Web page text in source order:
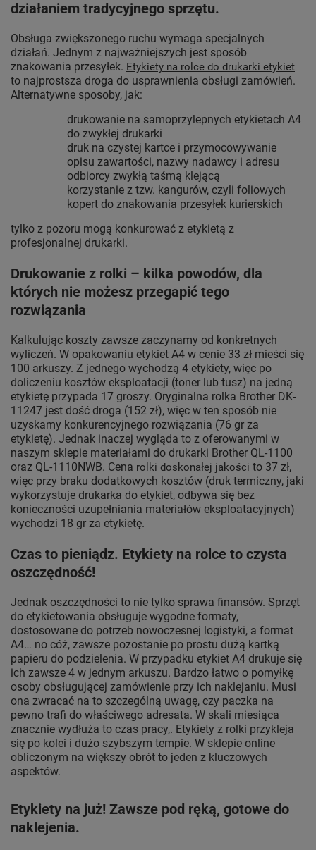
działaniem tradycyjnego sprzętu.
Obsługa zwiększonego ruchu wymaga specjalnych
działań. Jednym z najważniejszych jest sposób
znakowania przesyłek. Etykiety na rolce do drukarki etykiet
to najprostsza droga do usprawnienia obsługi zamówień.
Alternatywne sposoby, jak:
drukowanie na samoprzylepnych etykietach A4
do zwykłej drukarki
druk na czystej kartce i przymocowywanie
opisu zawartości, nazwy nadawcy i adresu
odbiorcy zwykłą taśmą klejącą
korzystanie z tzw. kangurów, czyli foliowych
kopert do znakowania przesyłek kurierskich
tylko z pozoru mogą konkurować z etykietą z
profesjonalnej drukarki.
Drukowanie z rolki – kilka powodów, dla
których nie możesz przegapić tego
rozwiązania
Kalkulując koszty zawsze zaczynamy od konkretnych
wyliczeń. W opakowaniu etykiet A4 w cenie 33 zł mieści się
100 arkuszy. Z jednego wychodzą 4 etykiety, więc po
doliczeniu kosztów eksploatacji (toner lub tusz) na jedną
etykietę przypada 17 groszy. Oryginalna rolka Brother DK-
11247 jest dość droga (152 zł), więc w ten sposób nie
uzyskamy konkurencyjnego rozwiązania (76 gr za
etykietę). Jednak inaczej wygląda to z oferowanymi w
naszym sklepie materiałami do drukarki Brother QL-1100
oraz QL-1110NWB. Cena rolki doskonałej jakości to 37 zł,
więc przy braku dodatkowych kosztów (druk termiczny, jaki
wykorzystuje drukarka do etykiet, odbywa się bez
konieczności uzupełniania materiałów eksploatacyjnych)
wychodzi 18 gr za etykietę.
Czas to pieniądz. Etykiety na rolce to czysta
oszczędność!
Jednak oszczędności to nie tylko sprawa finansów. Sprzęt
do etykietowania obsługuje wygodne formaty,
dostosowane do potrzeb nowoczesnej logistyki, a format
A4… no cóż, zawsze pozostanie po prostu dużą kartką
papieru do podzielenia. W przypadku etykiet A4 drukuje się
ich zawsze 4 w jednym arkuszu. Bardzo łatwo o pomyłkę
osoby obsługującej zamówienie przy ich naklejaniu. Musi
ona zwracać na to szczególną uwagę, czy paczka na
pewno trafi do właściwego adresata. W skali miesiąca
znacznie wydłuża to czas pracy,. Etykiety z rolki przykleja
się po kolei i dużo szybszym tempie. W sklepie online
obliczonym na większy obrót to jeden z kluczowych
aspektów.
Etykiety na już! Zawsze pod ręką, gotowe do
naklejenia.